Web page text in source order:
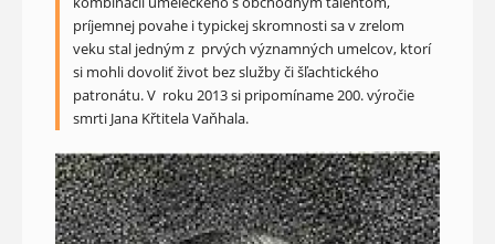
príjemnej povahe i typickej skromnosti sa v zrelom
veku stal jedným z prvých významných umelcov, ktorí
si mohli dovoliť život bez služby či šľachtického
patronátu. V roku 2013 si pripomíname 200. výročie
smrti Jana Křtitela Vaňhala.